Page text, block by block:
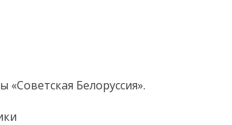
«Советская Белоруссия».